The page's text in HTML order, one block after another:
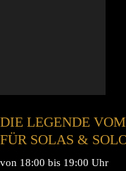
DIE LEGENDE
FÜR SOLAS &
von 18:00 bis 19:00 Uhr